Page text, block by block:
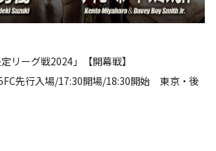
リーグ戦2024」【開幕戦】
先行入場/17:30開場/18:30開始 東京・後